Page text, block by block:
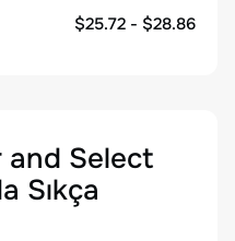
$25.72 - $28.86
and Select
Sıkça